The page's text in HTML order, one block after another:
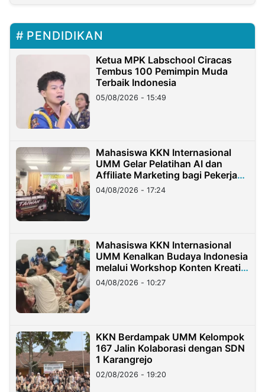
PENDIDIKAN
Ketua MPK Labschool Ciracas
Tembus 100 Pemimpin Muda
Terbaik Indonesia
05/08/2026 - 15:49
Mahasiswa KKN Internasional
UMM Gelar Pelatihan AI dan
Affiliate Marketing bagi Pekerja
Migran Indonesia di Taiwan
04/08/2026 - 17:24
Mahasiswa KKN Internasional
UMM Kenalkan Budaya Indonesia
melalui Workshop Konten Kreatif
di Taiwan
04/08/2026 - 10:27
KKN Berdampak UMM Kelompok
167 Jalin Kolaborasi dengan SDN
1 Karangrejo
02/08/2026 - 19:20